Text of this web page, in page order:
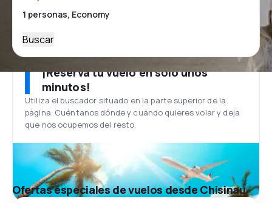
Buscar
¡Reserva tu vuelo en solo unos
minutos!
Utiliza el buscador situado en la parte superior de la
página. Cuéntanos dónde y cuándo quieres volar y deja
que nos ocupemos del resto.
Ofertas especiales de vuelos desde Chisinau